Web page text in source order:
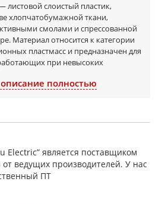
листовой слоистый пластик,
хлопчатобумажной ткани,
смолами и спрессованной
Материал относится к категории
пластмасс и предназначен для
при невысоких
текстолита, широко применяемая в
антифрикционные свойства,
при длительной
текстолита
полностью
Electric” является поставщиком
ведущих производителей. У нас
ПТ